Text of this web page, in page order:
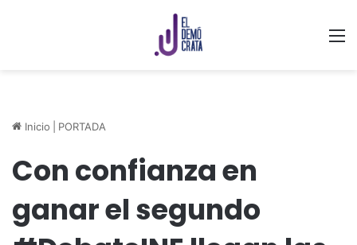
Inicio PORTADA
Con confianza en
ganar el segundo